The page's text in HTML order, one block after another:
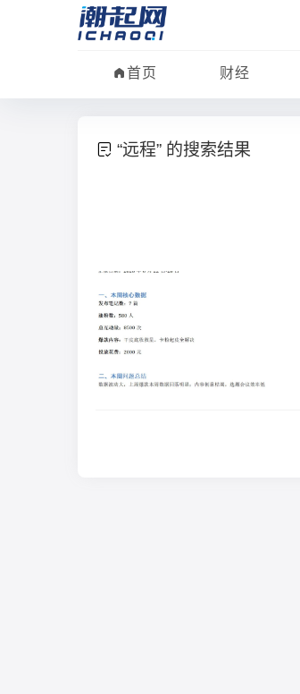
首页 财经
“远程” 的搜索结果